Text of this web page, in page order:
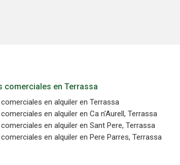
comerciales en Terrassa
en alquiler en Terrassa
en alquiler en Ca n'Aurell, Terrassa
en alquiler en Sant Pere, Terrassa
en alquiler en Pere Parres, Terrassa